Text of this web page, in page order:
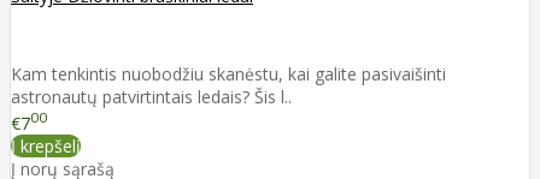
Kam tenkintis nuobodžiu skanėstu, kai galite pasivaišinti
astronautų patvirtintais ledais? Šis l..
€700
Į krepšelį
Į norų sąrašą